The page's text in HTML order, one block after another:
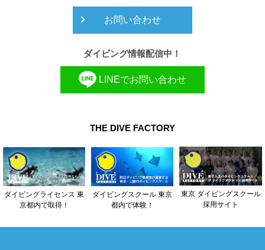
お問い合わせ
ダイビング情報配信中！
LINEでお問い合わせ
THE DIVE FACTORY
ダイビングライセンス 東
京都内で取得！
ダイビングスクール 東京
都内で体験！
東京 ダイビングスクール
採用サイト